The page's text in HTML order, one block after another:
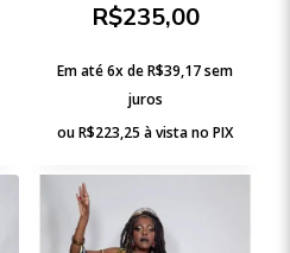
R$235,00
Em até 6x deR$39,17sem
juros
ouR$223,25 à vista no PIX